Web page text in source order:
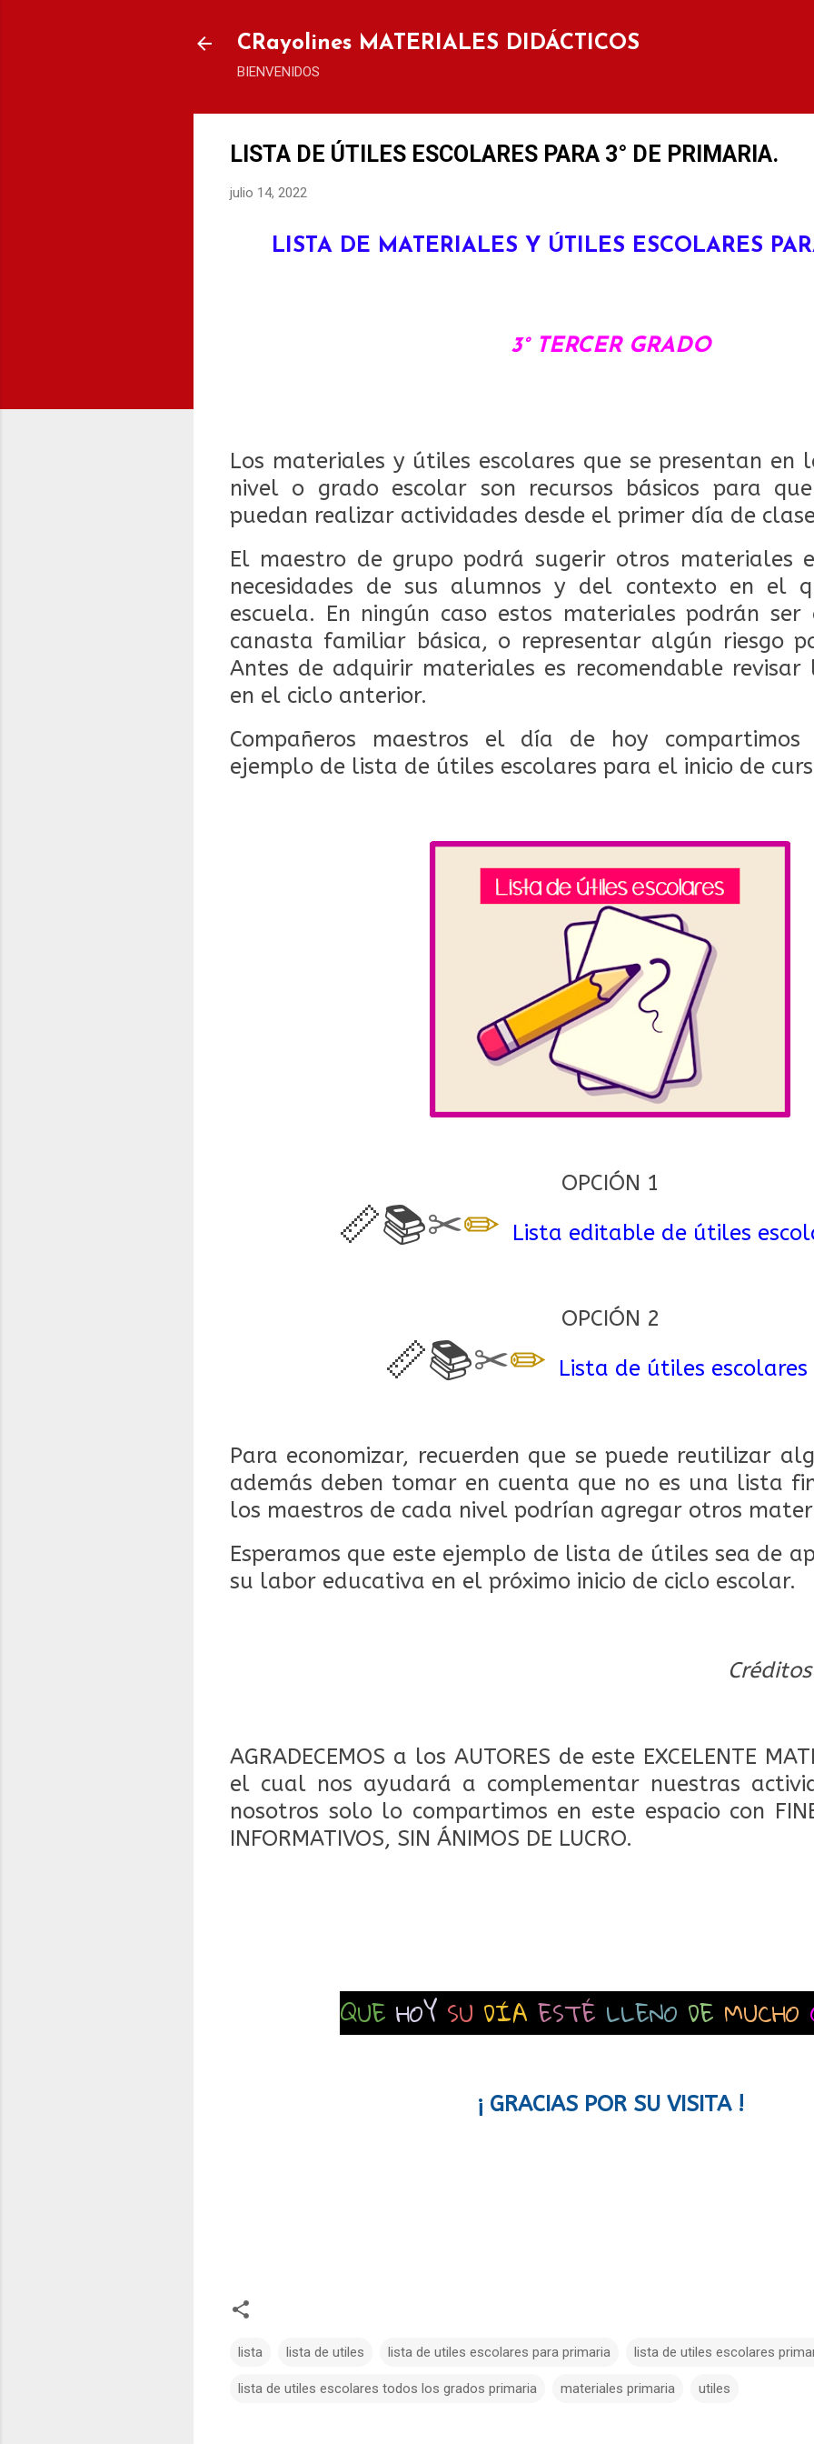
CRayolines MATERIALES DIDÁCTICOS
BIENVENIDOS
LISTA DE ÚTILES ESCOLARES PARA 3° DE PRIMARIA.
julio 14, 2022
LISTA DE MATERIALES Y ÚTILES ESCOLARES
3° TERCER GRADO
Los materiales y útiles escolares que se presentan en
nivel o grado escolar son recursos básicos para
puedan realizar actividades desde el primer día de
El maestro de grupo podrá sugerir otros materiales
necesidades de sus alumnos y del contexto en el
escuela. En ningún caso estos materiales podrán
canasta familiar básica, o representar algún riesgo
Antes de adquirir materiales es recomendable revisar
en el ciclo anterior.
Compañeros maestros el día de hoy
ejemplo de lista de útiles escolares para el inicio de
OPCIÓN 1
📏📚✂✏ Lista editable de útiles
OPCIÓN 2
📏📚✂✏ Lista de útiles escolares
Para economizar, recuerden que se puede reutilizar
además deben tomar en cuenta que no es una lista
los maestros de cada nivel podrían agregar otros
Esperamos que este ejemplo de lista de útiles sea de
su labor educativa en el próximo inicio de ciclo escolar.
AGRADECEMOS a los AUTORES de este EXCELENTE
el cual nos ayudará a complementar nuestras
nosotros solo lo compartimos en este espacio con
INFORMATIVOS, SIN ÁNIMOS DE LUCRO.
QUE HOY SU DÍA ESTÉ LLENO DE MUCHO
¡ GRACIAS POR SU VISITA !
lista lista de utiles lista de utiles escolares para primaria lista de utiles escolares
lista de utiles escolares todos los grados primaria materiales primaria utiles